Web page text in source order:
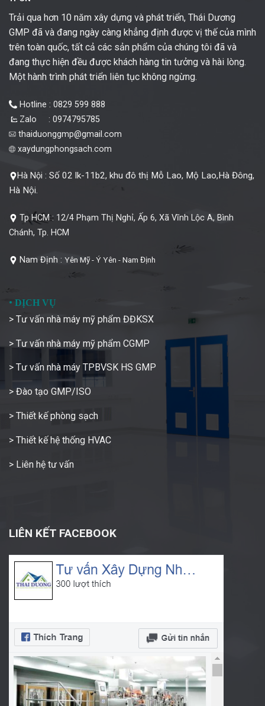
Trải qua hơn 10 năm xây dựng và phát triển, Thái Dương
GMP đã và đang ngày càng khẳng định được vị thế của mình
trên toàn quốc, tất cả các sản phẩm của chúng tôi đã và
đang thực hiện đều được khách hàng tin tưởng và hài lòng.
Một hành trình phát triển liên tục không ngừng.
Hotline : 0829 599 888
Zalo : 0974795785
thaiduonggmp@gmail.com
xaydungphongsach.com
Hà Nội : Số 02 lk-11b2, khu đô thị Mỗ Lao, Mộ Lao,Hà Đông,
Hà Nội.
Tp HCM : 12/4 Phạm Thị Nghỉ, Ấp 6, Xã Vĩnh Lộc A, Bình
Chánh, Tp. HCM
Nam Định : Yên Mỹ - Ý Yên - Nam Định
• DỊCH VỤ
> Tư vấn nhà máy mỹ phẩm ĐĐKSX
> Tư vấn nhà máy mỹ phẩm CGMP
> Tư vấn nhà máy TPBVSK HS GMP
> Đào tạo GMP/ISO
> Thiết kế phòng sạch
> Thiết kế hệ thống HVAC
> Liên hệ tư vấn
LIÊN KẾT FACEBOOK